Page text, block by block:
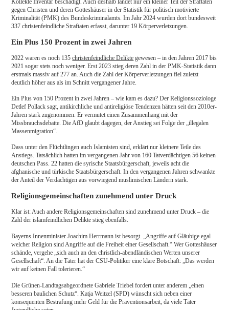
Kollekte Inventar beschädigt. Auch deshalb landet nur ein kleiner Teil der Straftaten
gegen Christen und deren Gotteshäuser in der Statistik für politisch motivierte
Kriminalität (PMK) des Bundeskriminalamts. Im Jahr 2024 wurden dort bundesweit
337 christenfeindliche Straftaten erfasst, darunter 19 Körperverletzungen.
Ein Plus 150 Prozent in zwei Jahren
2022 waren es noch 135christenfeindliche Delikte gewesen – in den Jahren 2017 bis
2021 sogar stets noch weniger. Erst 2023 stieg deren Zahl in der PMK-Statistik dann
erstmals massiv auf 277 an. Auch die Zahl der Körperverletzungen fiel zuletzt
deutlich höher aus als im Schnitt vergangener Jahre.
Ein Plus von 150 Prozent in zwei Jahren – wie kam es dazu? Der Religionssoziologe
Detlef Pollack sagt, antikirchliche und antireligiöse Tendenzen hätten seit den 2010er-
Jahren stark zugenommen. Er vermutet einen Zusammenhang mit der
Missbrauchsdebatte. Die AfD glaubt dagegen, der Anstieg sei Folge der „illegalen
Massenmigration“.
Dass unter den Flüchtlingen auch Islamisten sind, erklärt nur kleinere Teile des
Anstiegs. Tatsächlich hatten im vergangenen Jahr von 160 Tatverdächtigen 56 keinen
deutschen Pass. 22 hatten die syrische Staatsbürgerschaft, jeweils acht die
afghanische und türkische Staatsbürgerschaft. In den vergangenen Jahren schwankte
der Anteil der Verdächtigen aus vorwiegend muslimischen Ländern stark.
Religionsgemeinschaften zunehmend unter Druck
Klar ist: Auch andere Religionsgemeinschaften sind zunehmend unter Druck – die
Zahl der islamfeindlichen Delikte stieg ebenfalls.
Bayerns Innenminister Joachim Herrmann ist besorgt. „Angriffe auf Gläubige egal
welcher Religion sind Angriffe auf die Freiheit einer Gesellschaft.“ Wer Gotteshäuser
schände, vergehe „sich auch an den christlich-abendländischen Werten unserer
Gesellschaft“. An die Täter hat der CSU-Politiker eine klare Botschaft: „Das werden
wir auf keinen Fall tolerieren.“
Die Grünen-Landtagsabgeordnete Gabriele Triebel fordert unter anderem „einen
besseren baulichen Schutz“. Katja Weitzel (SPD) wünscht sich neben einer
konsequenten Bestrafung mehr Geld für die Präventionsarbeit, da viele Täter